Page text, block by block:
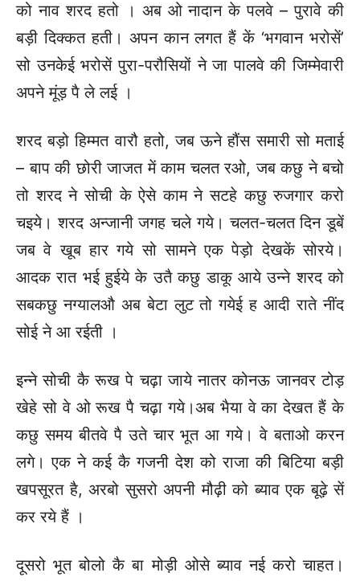
को नाव शरद हतो । अब ओ नादान के पलवे – पुरावे की
बड़ी दिक्कत हती। अपन कान लगत हैं कें ‘भगवान भरोसें’
सो उनकेई भरोसें पुरा-परौसियों ने जा पालवे की जिम्मेवारी
अपने मूंड़ पै ले लई ।
शरद बड़ो हिम्मत वारौ हतो, जब ऊने हौंस समारी सो मताई
– बाप की छोरी जाजत में काम चलत रओ, जब कछु ने बचो
तो शरद ने सोची के ऐसे काम ने सटहे कछु रुजगार करो
चइये। शरद अन्जानी जगह चले गये। चलत-चलत दिन डूबें
जब वे खूब हार गये सो सामने एक पेड़ो देखकें सोरये।
आदक रात भई हुईये के उतै कछु डाकू आये उन्ने शरद को
सबकछु नग्यालऔ अब बेटा लुट तो गयेई ह आदी राते नींद
सोई ने आ रईती ।
इन्ने सोची कै रूख पे चढ़ा जाये नातर कोनऊ जानवर टोड़
खेहे सो वे ओ रूख पै चढ़ा गये।अब भैया वे का देखत हैं के
कछु समय बीतवे पै उते चार भूत आ गये। वे बताओ करन
लगे। एक ने कई कै गजनी देश को राजा की बिटिया बड़ी
खपसूरत है, अरबो सुसरो अपनी मौढ़ी को ब्याव एक बूढ़े सें
कर रये हैं ।
दूसरो भूत बोलो कै बा मोड़ी ओसे ब्याव नई करो चाहत।